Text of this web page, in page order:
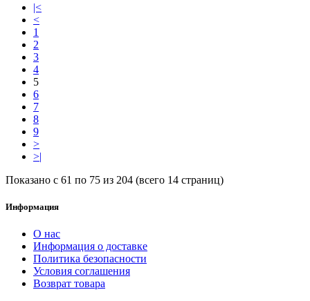
|<
<
1
2
3
4
5
6
7
8
9
>
>|
Показано с 61 по 75 из 204 (всего 14 страниц)
Информация
О нас
Информация о доставке
Политика безопасности
Условия соглашения
Возврат товара